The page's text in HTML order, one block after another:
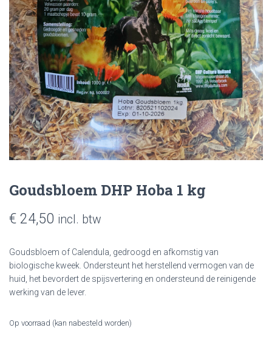
Goudsbloem DHP Hoba 1 kg
€ 24,50 incl. btw
Goudsbloem of Calendula, gedroogd en afkomstig van
biologische kweek. Ondersteunt het herstellend vermogen van de
huid, het bevordert de spijsvertering en ondersteund de reinigende
werking van de lever.
Op voorraad (kan nabesteld worden)